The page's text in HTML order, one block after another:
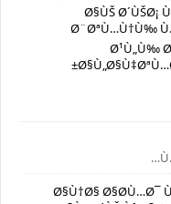
Ø§ÙŠ Ø´ÙŠØ¡
Ø¨ØªÙ…Ù†Ù‰
Ø¹Ù„Ù‰
Ø§Ù†Ø§ Ø§Ø­Ù…Ø¯